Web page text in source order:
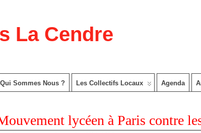
La Cendre
Qui Sommes Nous ? Les Collectifs Locaux Agenda
lycéen à Paris contre